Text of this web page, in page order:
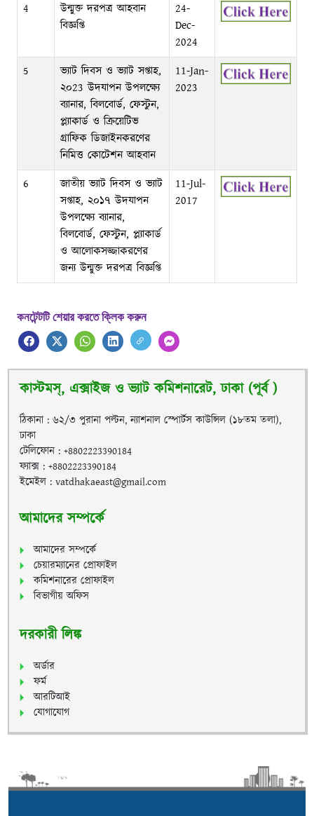
4
উন্মুক্ত দরপত্র আহবান
বিজ্ঞপ্তি
24-
Dec-
2024
5
ভ্যাট দিবস ও ভ্যাট সপ্তাহ,
২০23 উদযাপন উপলক্ষ্যে
ব্যানার, বিলবোর্ড, ফেস্টুন,
প্ল্যাকার্ড ও ক্রিয়েটিভ
গ্রাফিক ডিজাইনকরণের
নিমিত্ত কোটেশন আহবান
11-Jan-
2023
6
জাতীয় ভ্যাট দিবস ও ভ্যাট
সপ্তাহ, ২০১৭ উদযাপন
উপলক্ষ্যে ব্যানার,
বিলবোর্ড, ফেস্টুন, প্ল্যাকার্ড
ও আলোকসজ্জাকরণের
জন্য উন্মুক্ত দরপত্র বিজ্ঞপ্তি
11-Jul-
2017
কনটেন্টটি শেয়ার করতে ক্লিক করুন
কাস্টমস্, এক্সাইজ ও ভ্যাট কমিশনারেট, ঢাকা (পূর্ব )
ঠিকানা : ৬২/৩ পুরানা পল্টন, ন্যাশনাল স্পোর্টস কাউন্সিল (১৮তম তলা),
ঢাকা
টেলিফোন : +8802223390184
ফ্যাক্স : +8802223390184
ইমেইল : vatdhakaeast@gmail.com
আমাদের সম্পর্কে
আমাদের সম্পর্কে
চেয়ারম্যানের প্রোফাইল
কমিশনারের প্রোফাইল
বিভাগীয় অফিস
দরকারী লিঙ্ক
অর্ডার
ফর্ম
আরটিআই
যোগাযোগ